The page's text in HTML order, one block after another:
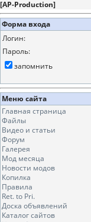
[AP-Production]
Форма входа
Логин:
Пароль:
запомнить
Меню сайта
Главная страница
Файлы
Видео и статьи
Форум
Галерея
Мод месяца
Новости модов
Копилка
Правила
Ret. to Pri.
Доска объявлений
Каталог сайтов